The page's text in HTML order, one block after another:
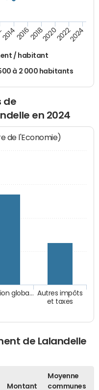
/ habitant
à 2 000 habitants
201420162018202020222024
de
en 2024
de l'Economie)
Autres impôts
et taxes
globa…
de Lalandelle
Montant
Moyenne
communes